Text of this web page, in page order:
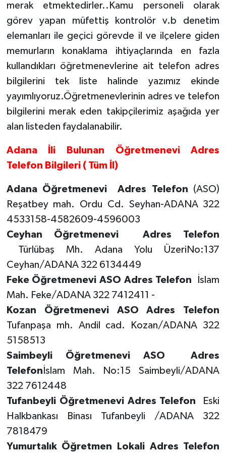
merak etmektedirler..Kamu personeli olarak
görev yapan müfettiş kontrolör v.b denetim
elemanları ile geçici görevde il ve ilçelere giden
memurların konaklama ihtiyaçlarında en fazla
kullandıkları öğretmenevlerine ait telefon adres
bilgilerini tek liste halinde yazımız ekinde
yayımlıyoruz.Öğretmenevlerinin adres ve telefon
bilgilerini merak eden takipçilerimiz aşağıda yer
alan listeden faydalanabilir.
Adana İli Bulunan Öğretmenevi Adres
Telefon Bilgileri ( Tüm İl)
Adana Öğretmenevi Adres Telefon (ASO)
Reşatbey mah. Ordu Cd. Seyhan-ADANA 322
4533158-4582609-4596003
Ceyhan Öğretmenevi Adres Telefon
Türlübaş Mh. Adana Yolu ÜzeriNo:137
Ceyhan/ADANA 322 6134449
Feke Öğretmenevi ASO Adres Telefon
İslam
Mah. Feke/ADANA 322 7412411 -
Kozan Öğretmenevi ASO Adres Telefon
Tufanpaşa mh. Andil cad. Kozan/ADANA 322
5158513
Saimbeyli Öğretmenevi ASO
Adres
Telefon İslam Mah. No:15 Saimbeyli/ADANA
322 7612448
Tufanbeyli Öğretmenevi Adres Telefon
Eski
Halkbankası Binası Tufanbeyli /ADANA 322
7818479
Yumurtalık Öğretmen Lokali Adres Telefon